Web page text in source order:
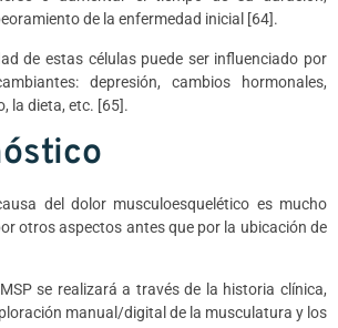
de la enfermedad inicial [64].
de estas células puede ser influenciado por
depresión, cambios hormonales,
la dieta, etc. [65].
del dolor musculoesquelético es mucho
otros aspectos antes que por la ubicación de
se realizará a través de la historia clínica,
manual/digital de la musculatura y los